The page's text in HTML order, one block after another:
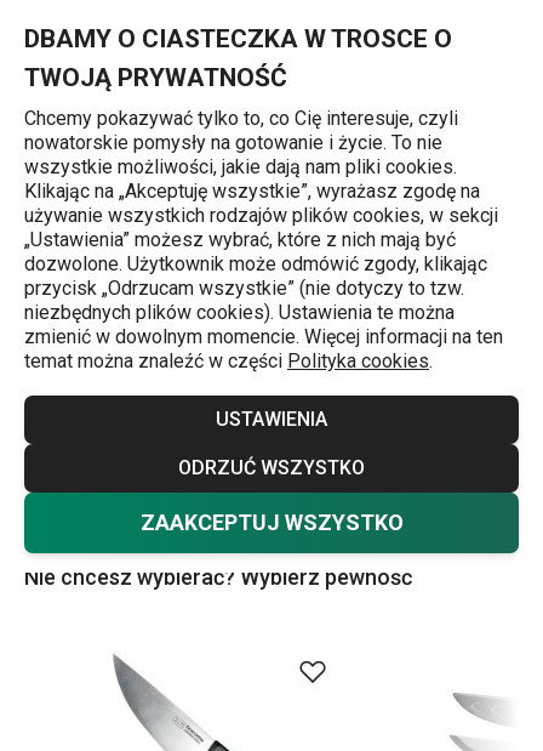
DBAMY O CIASTECZKA W TROSCE O
TWOJĄ PRYWATNOŚĆ
Chcemy pokazywać tylko to, co Cię interesuje, czyli
nowatorskie pomysły na gotowanie i życie. To nie
wszystkie możliwości, jakie dają nam pliki cookies.
Klikając na „Akceptuję wszystkie”, wyrażasz zgodę na
używanie wszystkich rodzajów plików cookies, w sekcji
„Ustawienia” możesz wybrać, które z nich mają być
dozwolone. Użytkownik może odmówić zgody, klikając
przycisk „Odrzucam wszystkie” (nie dotyczy to tzw.
niezbędnych plików cookies). Ustawienia te można
zmienić w dowolnym momencie. Więcej informacji na ten
temat można znaleźć w części Polityka cookies.
USTAWIENIA
ODRZUĆ WSZYSTKO
ZAAKCEPTUJ WSZYSTKO
Noże
Profesjonalne noże szefa
kuchni
Lubiane i często używane noże w domowych oraz
profesjonalnych kuchniach. Noże szefa kuchni zostały
wyposażone w ostrza w wysokiej jakości stali
nierdzewnej. Oferujemy je w 3 wielkościach. Noże są
optymalnie wyważone i posiadają ergonomiczną lub
antypoślizgową rękojeść. Noże szefa kuchni
są łatwe w czyszczeniu i odpowiednie do mycia w
zmywarce.
Więcej
Nie chcesz wybierać? Wybierz pewność